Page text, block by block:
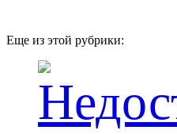
Еще из этой рубрики: